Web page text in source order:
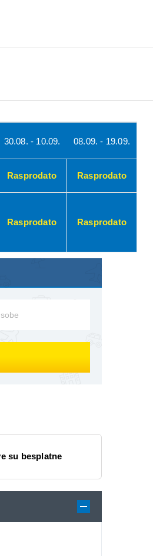
30.08. - 10.09. 08.09. - 19.09.
Rasprodato Rasprodato
Rasprodato Rasprodato
su besplatne